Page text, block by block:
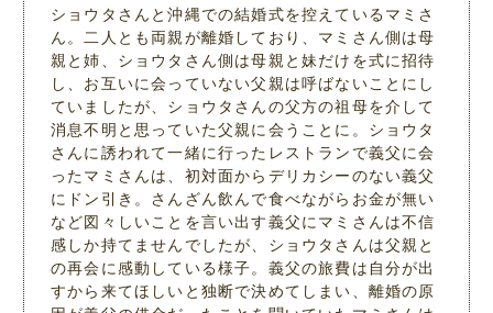
ショウタさんと沖縄での結婚式を控えているマミさ
ん。二人とも両親が離婚しており、マミさん側は母
親と姉、ショウタさん側は母親と妹だけを式に招待
し、お互いに会っていない父親は呼ばないことにし
ていましたが、ショウタさんの父方の祖母を介して
消息不明と思っていた父親に会うことに。ショウタ
さんに誘われて一緒に行ったレストランで義父に会
ったマミさんは、初対面からデリカシーのない義父
にドン引き。さんざん飲んで食べながらお金が無い
など図々しいことを言い出す義父にマミさんは不信
感しか持てませんでしたが、ショウタさんは父親と
の再会に感動している様子。義父の旅費は自分が出
すから来てほしいと独断で決めてしまい、離婚の原